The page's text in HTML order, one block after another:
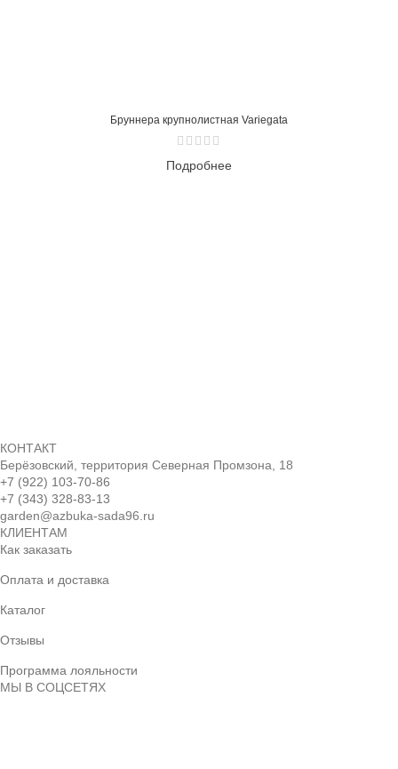
Бруннера крупнолистная Variegata
Подробнее
КОНТАКТ
Берёзовский, территория Северная Промзона, 18
+7 (922) 103-70-86
+7 (343) 328-83-13
garden@azbuka-sada96.ru
КЛИЕНТАМ
Как заказать
Оплата и доставка
Каталог
Отзывы
Программа лояльности
МЫ В СОЦСЕТЯХ